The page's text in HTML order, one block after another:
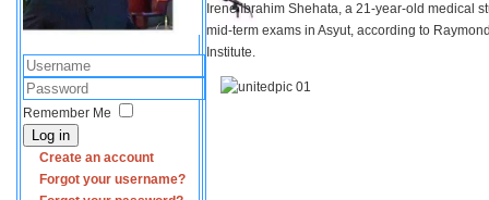
Remember Me
Log in
Create an account
Forgot your username?
Irene Ibrahim Shehata, a 21-year-old medical
mid-term exams in Asyut, according to
Institute.